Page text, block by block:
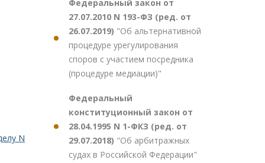
N
Федеральный закон от
27.07.2010 N 193-ФЗ (ред. от
26.07.2019) "Об альтернативной
процедуре урегулирования
споров с участием посредника
(процедуре медиации)"
Федеральный
конституционный закон от
28.04.1995 N 1-ФКЗ (ред. от
29.07.2018) "Об арбитражных
судах в Российской Федерации"